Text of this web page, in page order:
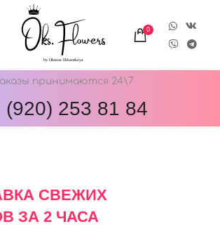
0
принимаются 24\7
(920) 253 81 84
СВЕЖИХ
ЗА 2 ЧАСА